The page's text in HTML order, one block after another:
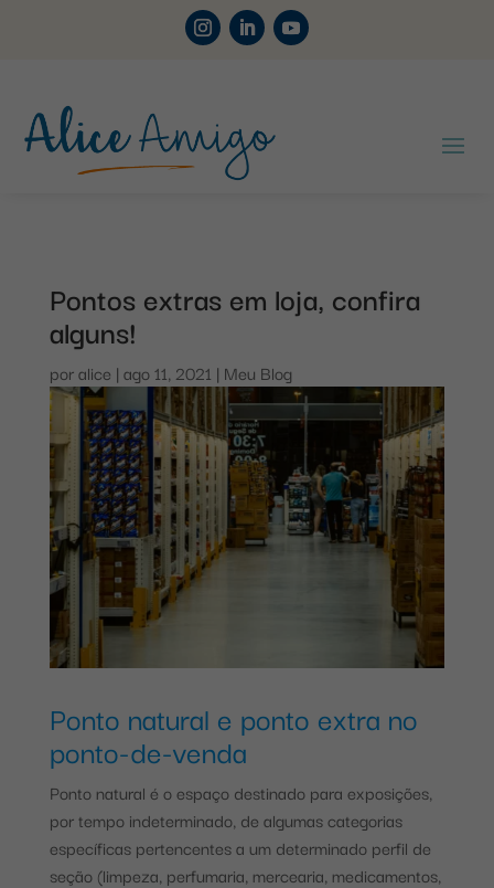
Pontos extras em loja, confira
alguns!
poralice | ago 11, 2021 | Meu Blog
Ponto natural e ponto extra no
ponto-de-venda
Ponto natural é o espaço destinado para exposições,
por tempo indeterminado, de algumas categorias
específicas pertencentes a um determinado perfil de
seção (limpeza, perfumaria, mercearia, medicamentos,